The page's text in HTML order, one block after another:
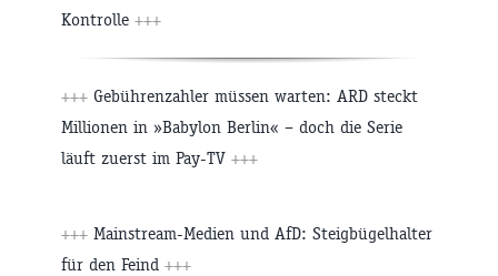
Kontrolle +++
+++ Gebührenzahler müssen warten: ARD steckt
Millionen in »Babylon Berlin« – doch die Serie
läuft zuerst im Pay-TV +++
+++ Mainstream-Medien und AfD: Steigbügelhalter
für den Feind +++